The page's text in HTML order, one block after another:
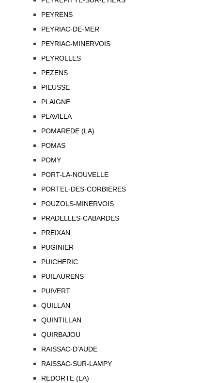
PEYRENS
PEYRIAC-DE-MER
PEYRIAC-MINERVOIS
PEYROLLES
PEZENS
PIEUSSE
PLAIGNE
PLAVILLA
POMAREDE (LA)
POMAS
POMY
PORT-LA-NOUVELLE
PORTEL-DES-CORBIERES
POUZOLS-MINERVOIS
PRADELLES-CABARDES
PREIXAN
PUGINIER
PUICHERIC
PUILAURENS
PUIVERT
QUILLAN
QUINTILLAN
QUIRBAJOU
RAISSAC-D'AUDE
RAISSAC-SUR-LAMPY
REDORTE (LA)